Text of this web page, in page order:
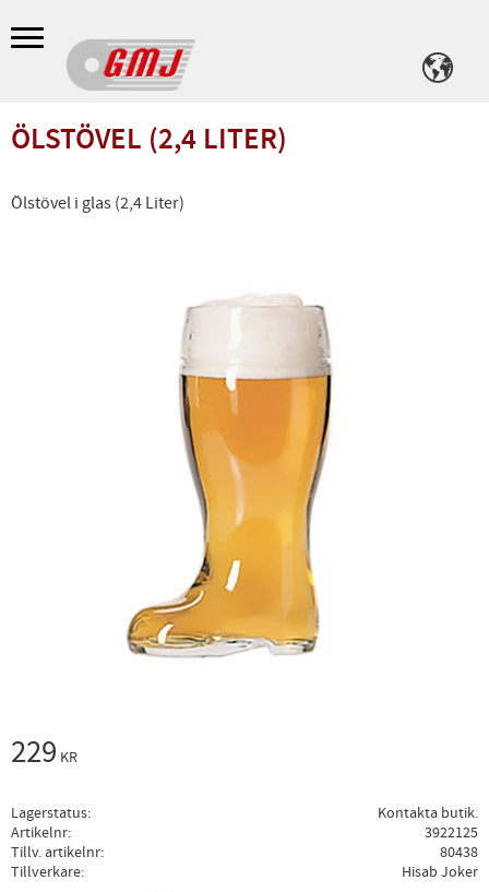
Meny
ÖLSTÖVEL (2,4 LITER)
Ölstövel i glas (2,4 Liter)
229 KR
Lagerstatus
Kontakta butik.
Artikelnr
3922125
Tillv. artikelnr
80438
Tillverkare
Hisab Joker